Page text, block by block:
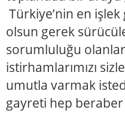
Türkiye’nin en
olsun gerek
sorumluluğu olanlar
istirhamlarımızı
umutla varmak
gayreti hep beraber